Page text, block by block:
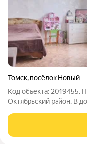
Томск, посёлок Новый
Код объекта: 2019455.
Октябрьский район. В
коммуникации
подпол. Гараж на две